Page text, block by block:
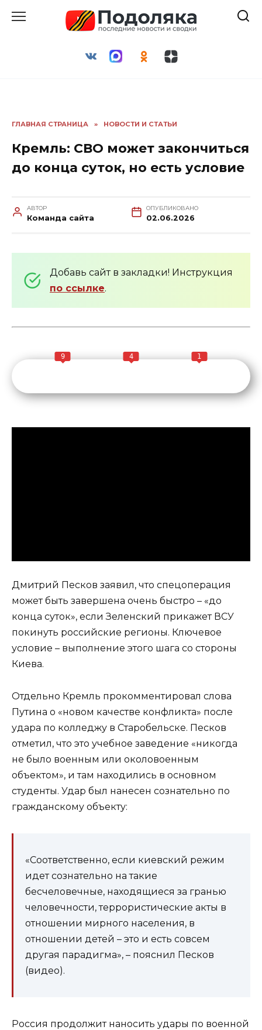
ГЛАВНАЯ СТРАНИЦА » НОВОСТИ И СТАТЬИ
Кремль: СВО может закончиться
до конца суток, но есть условие
АВТОР
Команда сайта
ОПУБЛИКОВАНО
02.06.2026
Добавь сайт в закладки! Инструкция
по ссылке.
9 4 1
Дмитрий Песков заявил, что спецоперация
может быть завершена очень быстро – «до
конца суток», если Зеленский прикажет ВСУ
покинуть российские регионы. Ключевое
условие – выполнение этого шага со стороны
Киева.
Отдельно Кремль прокомментировал слова
Путина о «новом качестве конфликта» после
удара по колледжу в Старобельске. Песков
отметил, что это учебное заведение «никогда
не было военным или околовоенным
объектом», и там находились в основном
студенты. Удар был нанесен сознательно по
гражданскому объекту:
«Соответственно, если киевский режим
идет сознательно на такие
бесчеловечные, находящиеся за гранью
человечности, террористические акты в
отношении мирного населения, в
отношении детей – это и есть совсем
другая парадигма», – пояснил Песков
(видео).
Россия продолжит наносить удары по военной